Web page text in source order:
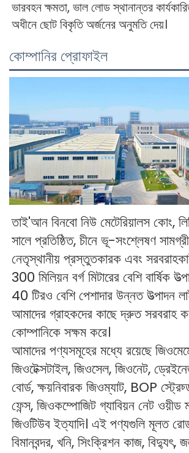
ভারবহন ক্ষমতা, ভাল লোড স্থানান্তর
অধীনে ছোট বিকৃতি অর্জনের অনুমতি দেয়।
কোম্পানির প্রোফাইল
তাই'আন বিনবো নিউ মেটেরিয়ালস কোং,
সালে প্রতিষ্ঠিত, চীনে ভূ-সংশ্লেষণ
নেতৃস্থানীয় প্রস্তুতকারক এবং
300 মিলিয়ন বর্গ মিটারের বেশি বার্ষিক
40 টিরও বেশি পেশাদার উন্নত উত্পাদন
আমাদের গ্রাহকদের কাছে দ্রুত সরবরাহ
কোম্পানিকে সক্ষম করে।
আমাদের পণ্যসমূহের মধ্যে রয়েছে
জিওটেক্সটাইল, জিওসেল, জিওনেট,
বোর্ড, ক্ষয়নিবারক জিওম্যাট, BOP
ফেন্স, জিওকম্পোজিট গ্যাবিয়ন নেট ওয়ীড
জিওটিউব ইত্যাদি। এই পণ্যগুলি মূলত
বিমানবন্দর, খনি, সিংক্রিশন কাজ, বিদ্যুৎ,